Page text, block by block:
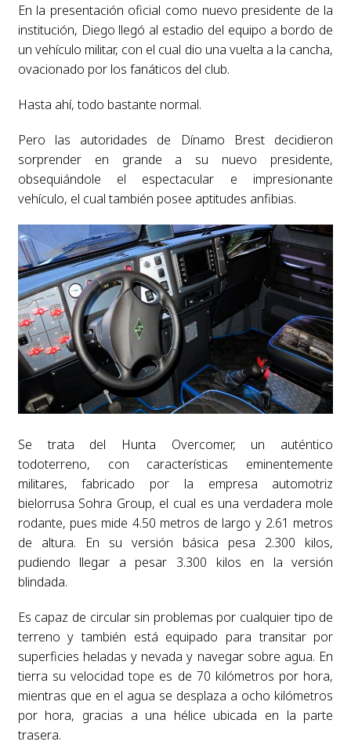
En la presentación oficial como nuevo presidente de la
institución, Diego llegó al estadio del equipo a bordo de
un vehículo militar, con el cual dio una vuelta a la cancha,
ovacionado por los fanáticos del club.
Hasta ahí, todo bastante normal.
Pero las autoridades de Dínamo Brest decidieron
sorprender en grande a su nuevo presidente,
obsequiándole el espectacular e impresionante
vehículo, el cual también posee aptitudes anfibias.
Se trata del Hunta Overcomer, un auténtico
todoterreno, con características eminentemente
militares, fabricado por la empresa automotriz
bielorrusa Sohra Group, el cual es una verdadera mole
rodante, pues mide 4.50 metros de largo y 2.61 metros
de altura. En su versión básica pesa 2.300 kilos,
pudiendo llegar a pesar 3.300 kilos en la versión
blindada.
Es capaz de circular sin problemas por cualquier tipo de
terreno y también está equipado para transitar por
superficies heladas y nevada y navegar sobre agua. En
tierra su velocidad tope es de 70 kilómetros por hora,
mientras que en el agua se desplaza a ocho kilómetros
por hora, gracias a una hélice ubicada en la parte
trasera.